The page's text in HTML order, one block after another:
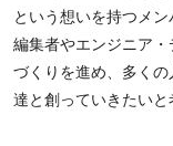
という想いを持つメン
編集者やエンジニア
づくりを進め、多く
達と創っていきたいと